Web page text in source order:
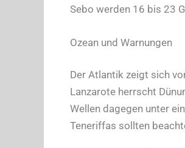
Sebo werden 16 bis 23
Ozean und Warnungen
Der Atlantik zeigt sich
Lanzarote herrscht
Wellen dagegen unter
Teneriffas sollten